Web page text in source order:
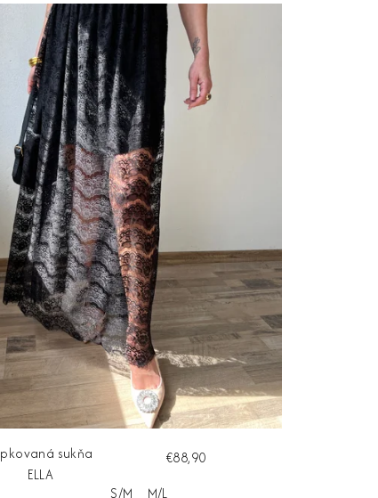
sukňa
ELLA
€88,90
S/M
M/L